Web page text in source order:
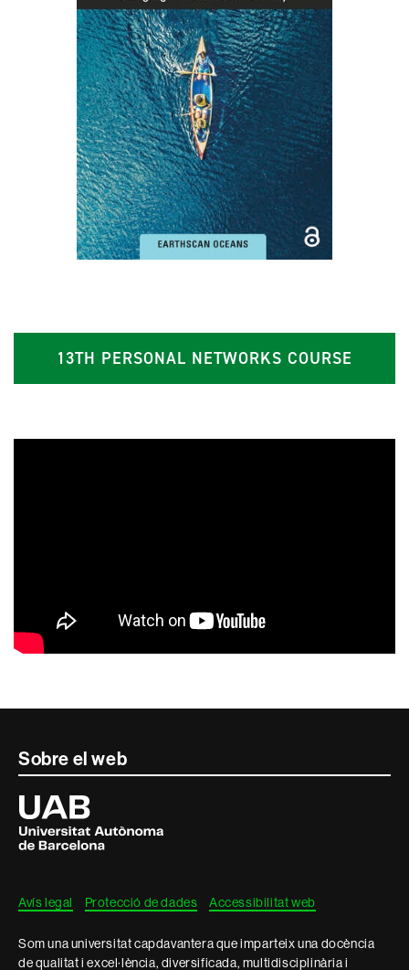
13TH PERSONAL NETWORKS COURSE
Contacte
informació
legal
Sobre el web
Universitat
Autònoma
de
Barcelona
Avís legal Protecció de dades Accessibilitat web
Som una universitat capdavantera que imparteix una docència
de qualitat i excel·lència, diversificada, multidisciplinària i